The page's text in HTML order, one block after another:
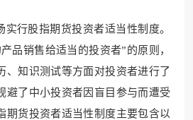
行股指期货投资者适当性制度。
品销售给适当的投资者”的原则，
、知识测试等方面对投资者进行了
避了中小投资者因盲目参与而遭受
期货投资者适当性制度主要包含以